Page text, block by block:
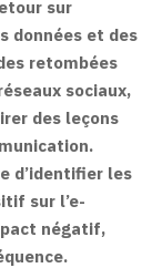
sur
données et des
retombées
sociaux,
des leçons
d’identifier les
sur l’e-
négatif,